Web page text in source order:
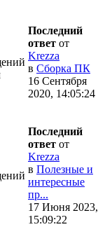
Последний
ответ от
Krezza
в Сборка ПК
16 Сентября
2020, 14:05:24
Последний
ответ от
Krezza
в Полезные и
интересные
пр...
17 Июня 2023,
15:09:22